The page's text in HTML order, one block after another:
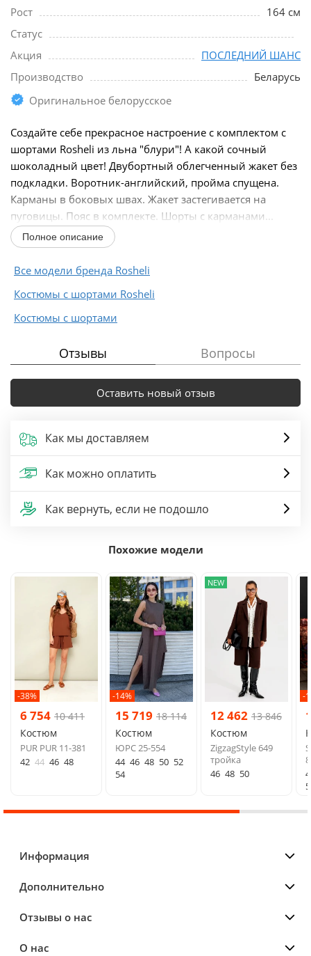
Рост
164 см
Статус
Акция
ПОСЛЕДНИЙ ШАНС
Производство
Беларусь
Оригинальное белорусское
Создайте себе прекрасное настроение с комплектом с
шортами Rosheli из льна "блури"! А какой сочный
шоколадный цвет! Двубортный облегченный жакет без
подкладки. Воротник-английский, пройма спущена.
Карманы в боковых швах. Жакет застегивается на
пуговицы. Пояс в комплекте. Шорты с карманами...
Полное описание
Все модели бренда Rosheli
Костюмы с шортами Rosheli
Костюмы с шортами
Отзывы Вопросы
Оставить новый отзыв
Как мы доставляем
Как можно оплатить
Как вернуть, если не подошло
Похожие модели
-38%
6 754 10 411
Костюм
PUR PUR 11-381
42 44 46 48
-14%
15 719 18 114
Костюм
ЮРС 25-554
44 46 48 50 52
54
NEW
12 462 13 846
Костюм
ZigzagStyle 649
тройка
46 48 50
-
Информация
Дополнительно
Отзывы о нас
О нас